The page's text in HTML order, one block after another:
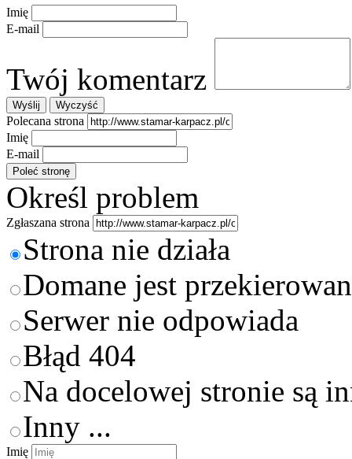
Imię
E-mail
Twój komentarz
Polecana strona
Imię
E-mail
Określ problem
Zgłaszana strona
Strona nie działa
Domane jest
Serwer nie odpowiada
Błąd 404
Na docelowej stronie są
Inny ...
Imię